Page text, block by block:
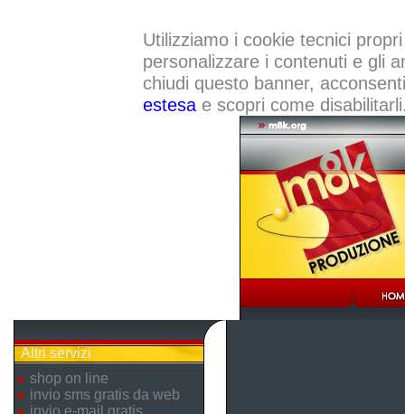
Utilizziamo i cookie tecnici
personalizzare i contenuti e gli
chiudi questo banner,
estesae scopri come
Altri servizi
shop on line
invio sms gratis da web
invio e-mail gratis